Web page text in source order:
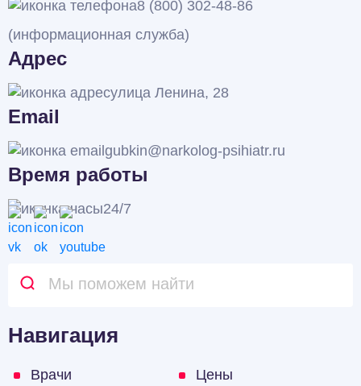
8 (800) 302-48-86
(информационная служба)
Адрес
улица Ленина, 28
Email
gubkin@narkolog-psihiatr.ru
Время работы
24/7
Навигация
Врачи
Цены